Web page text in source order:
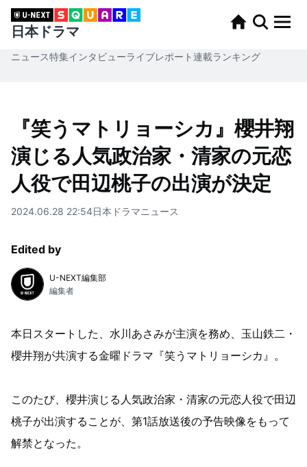
日本ドラマ
ニュース特集インタビューライブレポート連載ランキング
『笑うマトリョーシカ』櫻井翔
演じる人気政治家・清家の元恋
人役で田辺桃子の出演が決定
2024.06.28 22:54日本ドラマニュース
Edited by
U-NEXT編集部
編集者
本日スタートした、水川あさみが主演を務め、玉山鉄二・
櫻井翔が共演する金曜ドラマ『笑うマトリョーシカ』。
このたび、櫻井演じる人気政治家・清家の元恋人役で田辺
桃子が出演することが、第1話放送後の予告映像をもって
解禁となった。